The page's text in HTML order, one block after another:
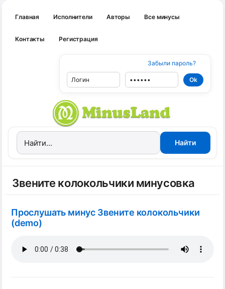
Главная Исполнители Авторы Все минусы
Контакты Регистрация
Забыли пароль?
Звените колокольчики минусовка
Прослушать минус Звените колокольчики
(demo)